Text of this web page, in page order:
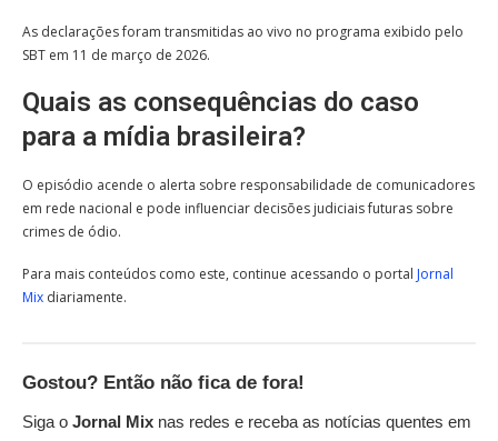
As declarações foram transmitidas ao vivo no programa exibido pelo
SBT em 11 de março de 2026.
Quais as consequências do caso
para a mídia brasileira?
O episódio acende o alerta sobre responsabilidade de comunicadores
em rede nacional e pode influenciar decisões judiciais futuras sobre
crimes de ódio.
Para mais conteúdos como este, continue acessando o portal Jornal
Mix diariamente.
Gostou? Então não fica de fora!
Siga o Jornal Mix nas redes e receba as notícias quentes em